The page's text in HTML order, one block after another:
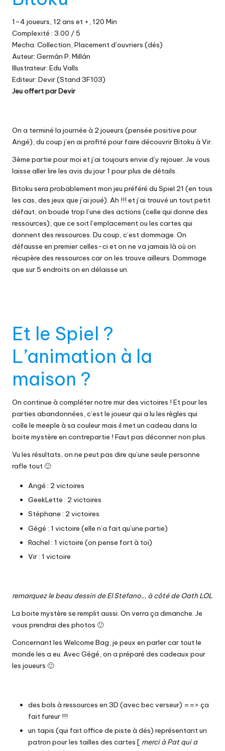
1–4 joueurs, 12 ans et +, 120 Min
Complexité : 3.00 / 5
Mecha: Collection, Placement d’ouvriers (dés)
Auteur: Germán P. Millán
Illustrateur: Edu Valls
Editeur: Devir (Stand 3F103)
Jeu offert par Devir
On a terminé la journée à 2 joueurs (pensée positive pour
Angé), du coup j’en ai profité pour faire découvrir Bitoku à Vir.
3ème partie pour moi et j’ai toujours envie d’y rejouer. Je vous
laisse aller lire les avis du jour 1 pour plus de détails.
Bitoku sera probablement mon jeu préféré du Spiel 21 (en tous
les cas, des jeux que j’ai joué). Ah !!! et j’ai trouvé un tout petit
défaut, on boude trop l’une des actions (celle qui donne des
ressources), que ce soit l’emplacement ou les cartes qui
donnent des ressources. Du coup, c’est dommage. On
défausse en premier celles-ci et on ne va jamais là où on
récupère des ressources car on les trouve ailleurs. Dommage
que sur 5 endroits on en délaisse un.
Et le Spiel ?
L’animation à la
maison ?
On continue à compléter notre mur des victoires ! Et pour les
parties abandonnées, c’est le joueur qui a lu les règles qui
colle le meeple à sa couleur mais il met un cadeau dans la
boite mystère en contrepartie ! Faut pas déconner non plus.
Vu les résultats, on ne peut pas dire qu’une seule personne
rafle tout 🙂
Angé : 2 victoires
GeekLette : 2 victoires
Stéphane : 2 victoires
Gégé : 1 victoire (elle n’a fait qu’une partie)
Rachel : 1 victoire (on pense fort à toi)
Vir : 1 victoire
remarquez le beau dessin de El Stefano… à côté de Oath LOL
La boite mystère se remplit aussi. On verra ça dimanche. Je
vous prendrai des photos 🙂
Concernant les Welcome Bag, je peux en parler car tout le
monde les a eu. Avec Gégé, on a préparé des cadeaux pour
les joueurs 🙂
des bols à ressources en 3D (avec bec verseur) ==> ça
fait fureur !!!
un tapis (qui fait office de piste à dés) représentant un
patron pour les tailles des cartes [ merci à Pat qui a